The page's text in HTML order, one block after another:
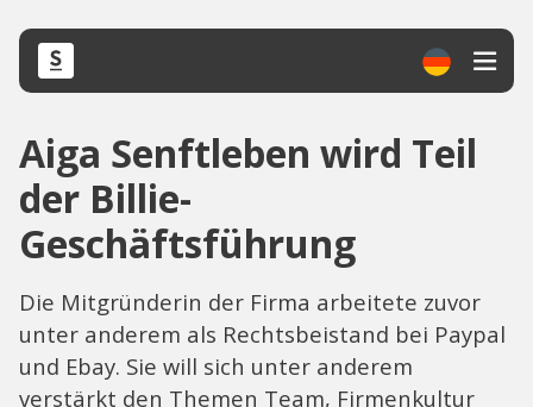
Aiga Senftleben wird Teil
der Billie-
Geschäftsführung
Die Mitgründerin der Firma arbeitete zuvor
unter anderem als Rechtsbeistand bei Paypal
und Ebay. Sie will sich unter anderem
verstärkt den Themen Team, Firmenkultur